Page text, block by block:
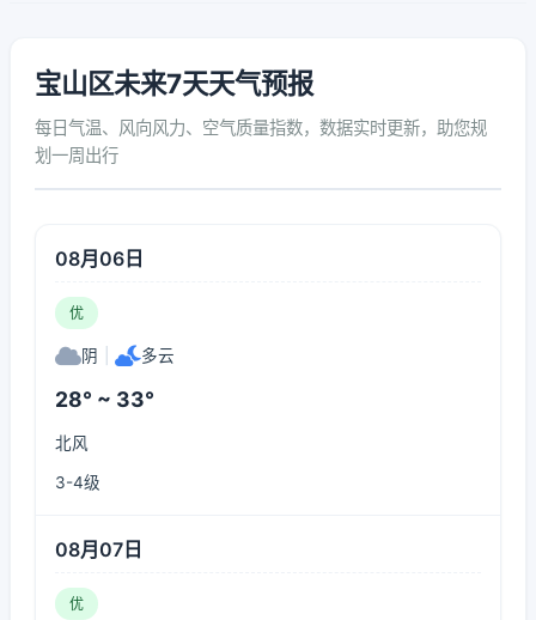
宝山区未来7天天气预报
每日气温、风向风力、空气质量指数，数据实时更新，助您规
划一周出行
08月06日
优
阴 多云
28° ~ 33°
北风
3-4级
08月07日
优